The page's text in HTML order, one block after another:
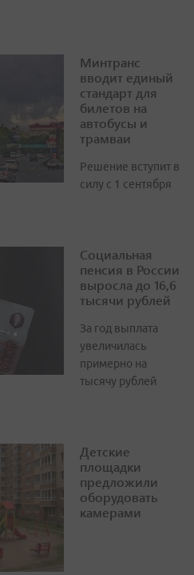
Минтранс
вводит единый
стандарт для
билетов на
автобусы и
трамваи
Решение вступит в
силу с 1 сентября
Социальная
пенсия в России
выросла до 16,6
тысячи рублей
За год выплата
увеличилась
примерно на
тысячу рублей
Детские
площадки
предложили
оборудовать
камерами